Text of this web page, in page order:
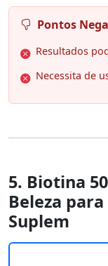
Pontos
Resultados
Necessita de
5. Biotina
Beleza
Suplem